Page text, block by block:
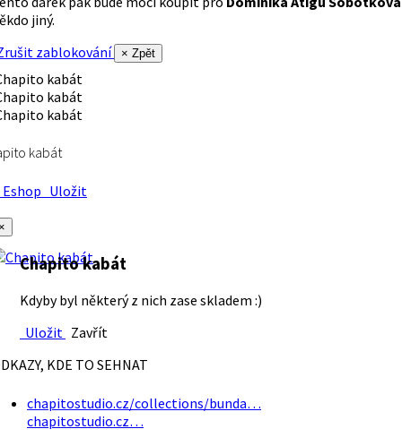
jiný.
zablokování
× Zpět
kabát
Uložit
Chapito kabát
Kdyby byl některý z nich zase skladem :)
Uložit Zavřít
KDE TO SEHNAT
chapitostudio.cz/collections/bunda…
chapitostudio.cz…